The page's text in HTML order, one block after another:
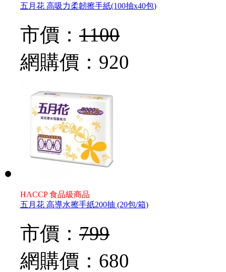
五月花 高吸力柔韌擦手紙(100抽x40包)
市價： 1100
網購價： 920
HACCP 食品級商品
五月花 高導水擦手紙200抽 (20包/箱)
市價： 799
網購價： 680